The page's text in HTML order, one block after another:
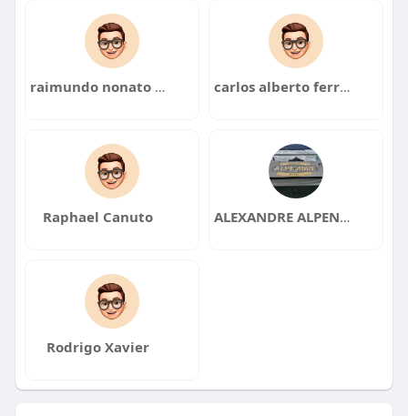
também ajuda na padronização de processos.
- Lista de ingredientes: precisão nas quantidades
- Etapas de preparo: definição clara das fases de
preparação.
- Sequência de execução: ordem correta de
execução para otimizar tempo.
frescor e qualidade.
Responsáveis pela execução: designação clara das
tarefas.
- Procedimentos de qualidade e segurança:
raimundo nonato dos santos carlos alberto ferreira martins
Raphael Canuto ALEXANDRE ALPENDRE
Rodrigo Xavier